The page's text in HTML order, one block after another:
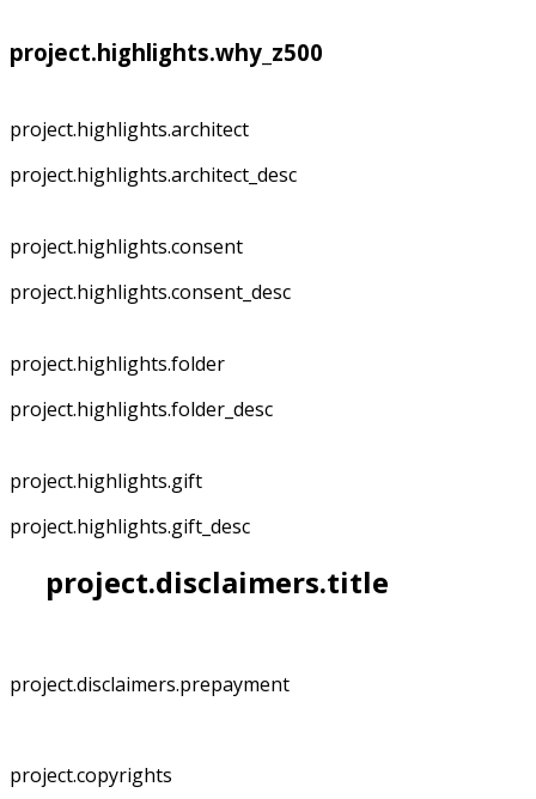
project.highlights.why_z500
project.highlights.architect
project.highlights.architect_desc
project.highlights.consent
project.highlights.consent_desc
project.highlights.folder
project.highlights.folder_desc
project.highlights.gift
project.highlights.gift_desc
project.disclaimers.title
project.disclaimers.prepayment
project.copyrights